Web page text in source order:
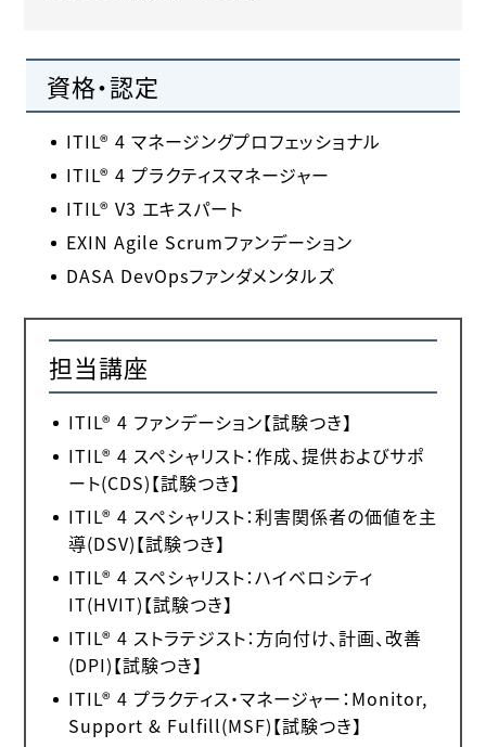
資格・認定
ITIL® 4 マネージングプロフェッショナル
ITIL® 4 プラクティスマネージャー
ITIL® V3 エキスパート
EXIN Agile Scrumファンデーション
DASA DevOpsファンダメンタルズ
担当講座
ITIL® 4 ファンデーション【試験つき】
ITIL® 4 スペシャリスト：作成、提供およびサポ
ート(CDS)【試験つき】
ITIL® 4 スペシャリスト：利害関係者の価値を主
導(DSV)【試験つき】
ITIL® 4 スペシャリスト：ハイベロシティ
IT(HVIT)【試験つき】
ITIL® 4 ストラテジスト：方向付け、計画、改善
(DPI)【試験つき】
ITIL® 4 プラクティス・マネージャー：Monitor,
Support & Fulfill(MSF)【試験つき】